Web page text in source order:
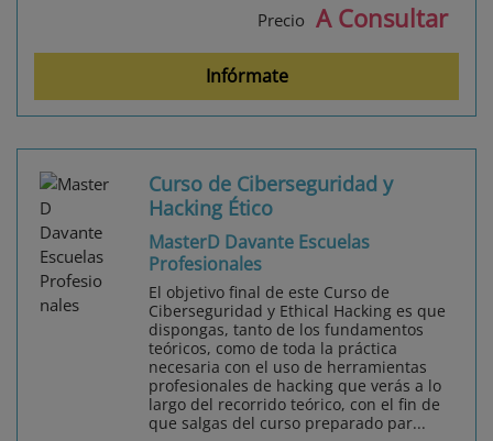
Precio A Consultar
Infórmate
Curso de Ciberseguridad y
Hacking Ético
MasterD Davante Escuelas
Profesionales
El objetivo final de este Curso de
Ciberseguridad y Ethical Hacking es que
dispongas, tanto de los fundamentos
teóricos, como de toda la práctica
necesaria con el uso de herramientas
profesionales de hacking que verás a lo
largo del recorrido teórico, con el fin de
que salgas del curso preparado par...